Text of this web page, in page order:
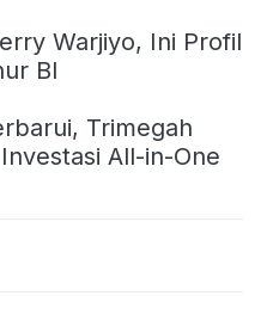
Warjiyo, Ini Profil
BI
Trimegah
All-in-One